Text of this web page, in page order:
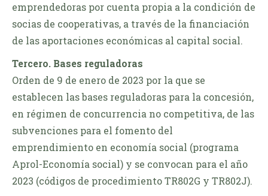
emprendedoras por cuenta propia a la condición de
socias de cooperativas, a través de la financiación
de las aportaciones económicas al capital social.
Tercero. Bases reguladoras
Orden de 9 de enero de 2023 por la que se
establecen las bases reguladoras para la concesión,
en régimen de concurrencia no competitiva, de las
subvenciones para el fomento del
emprendimiento en economía social (programa
Aprol-Economía social) y se convocan para el año
2023 (códigos de procedimiento TR802G y TR802J).